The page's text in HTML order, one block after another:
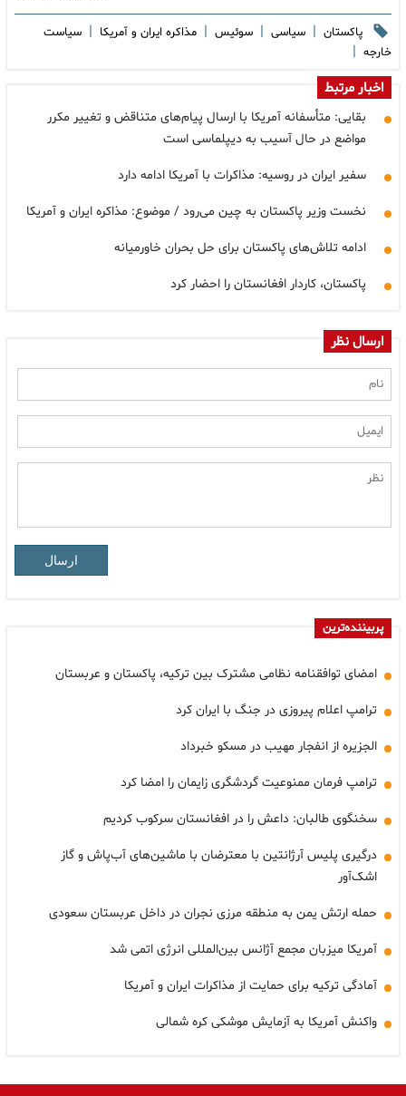
پاکستان | سیاسی | سوئیس | مذاکره ایران و آمریکا | سیاست
خارجه |
اخبار مرتبط
بقایی: متأسفانه آمریکا با ارسال پیام‌های متناقض و تغییر مکرر
مواضع در حال آسیب به دیپلماسی است
سفیر ایران در روسیه: مذاکرات با آمریکا ادامه دارد
نخست وزیر پاکستان به چین می‌رود / موضوع: مذاکره ایران و آمریکا
ادامه تلاش‌های پاکستان برای حل بحران خاورمیانه
پاکستان، کاردار افغانستان را احضار کرد
ارسال نظر
ارسال
پربیننده‌ترین
امضای توافقنامه نظامی مشترک بین ترکیه، پاکستان و عربستان
ترامپ اعلام پیروزی در جنگ با ایران کرد
الجزیره از انفجار مهیب در مسکو خبرداد
ترامپ فرمان ممنوعیت گردشگری زایمان را امضا کرد
سخنگوی طالبان: داعش را در افغانستان سرکوب کردیم
درگیری پلیس آرژانتین با معترضان با ماشین‌های آب‌پاش و گاز
اشک‌آور
حمله ارتش یمن به منطقه مرزی نجران در داخل عربستان سعودی
آمریکا میزبان مجمع آژانس بین‌المللی انرژی اتمی شد
آمادگی ترکیه برای حمایت از مذاکرات ایران و آمریکا
واکنش آمریکا به آزمایش موشکی کره شمالی